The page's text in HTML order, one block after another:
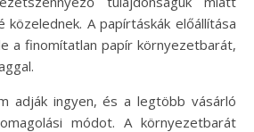
A papírtáskák előállítása
a finomítatlan papír környezetbarát,
adják ingyen, és a legtöbb vásárló
módot. A környezetbarát